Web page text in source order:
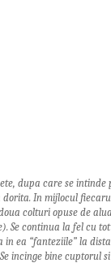
dupa care se intinde
In mijlocul
colturi opuse de
continua la fel cu
in ea “fanteziile” la
incinge bine cuptorul